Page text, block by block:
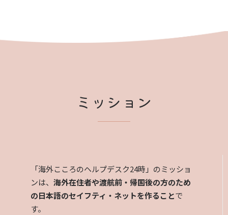
ミッション
「海外こころのヘルプデスク24時」のミッショ
ンは、 海外在住者や渡航前・帰国後の方のため
の日本語のセイフティ・ネットを作ることで
す。